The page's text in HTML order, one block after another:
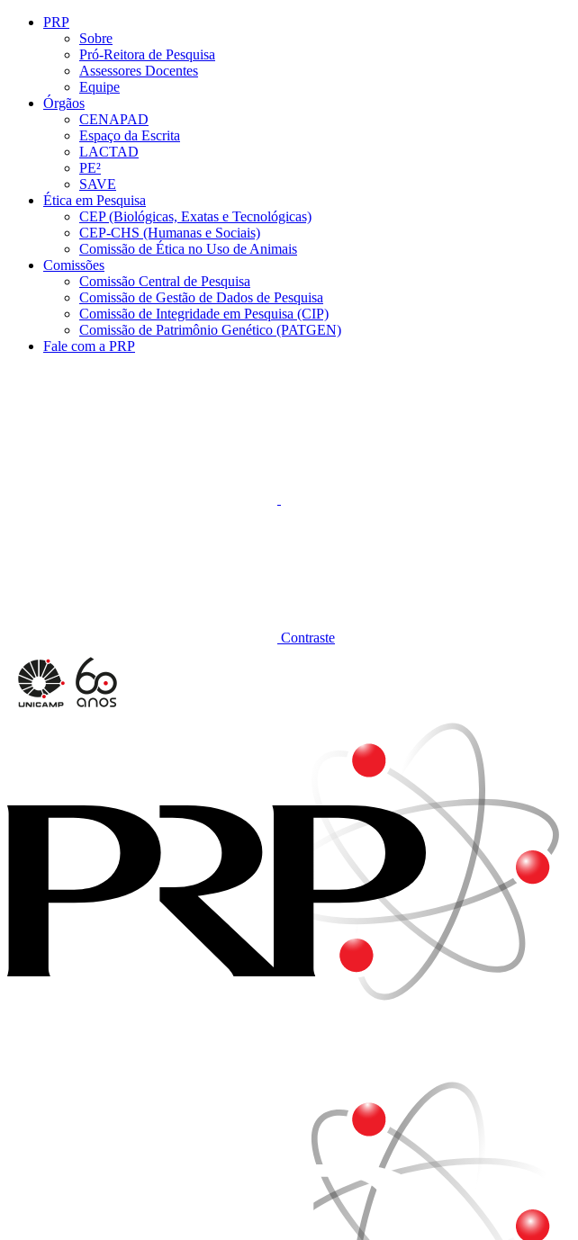
Conteúdo principal
PRP
Sobre
Pró-Reitora de Pesquisa
Assessores Docentes
Equipe
Órgãos
CENAPAD
Espaço da Escrita
LACTAD
PE²
SAVE
Ética em Pesquisa
CEP (Biológicas, Exatas e Tecnológicas)
CEP-CHS (Humanas e Sociais)
Comissão de Ética no Uso de Animais
Comissões
Comissão Central de Pesquisa
Comissão de Gestão de Dados de Pesquisa
Comissão de Integridade em Pesquisa (CIP)
Comissão de Patrimônio Genético (PATGEN)
Fale com a PRP
Contraste